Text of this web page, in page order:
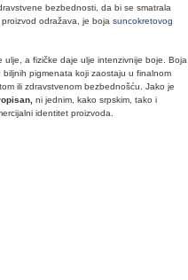
bezbednosti, da bi se smatrala
odražava, je boja suncokretovog
ulje, a fizičke daje ulje intenzivnije boje. Boja
biljnih pigmenata koji zaostaju u finalnom
ili zdravstvenom bezbednošću. Jako je
ni jednim, kako srpskim, tako i
identitet proizvoda.